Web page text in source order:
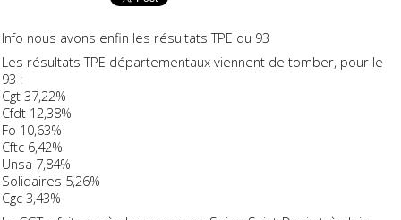
Info nous avons enfin les résultats TPE du 93
Les résultats TPE départementaux viennent de tomber, pour le
93 :
Cgt 37,22%
Cfdt 12,38%
Fo 10,63%
Cftc 6,42%
Unsa 7,84%
Solidaires 5,26%
Cgc 3,43%